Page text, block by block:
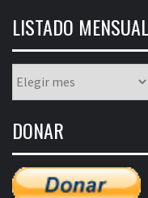
LISTADO
mensual
entradas
DONAR